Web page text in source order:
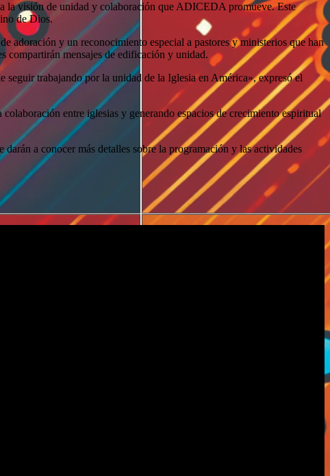
la visión de unidad y colaboración que ADICEDA promueve. Este
de Dios.
adoración y un reconocimiento especial a pastores y ministerios que han
compartirán mensajes de edificación y unidad.
seguir trabajando por la unidad de la Iglesia en América», expresó el
entre iglesias y generando espacios de crecimiento espiritual
a conocer más detalles sobre la programación y las actividades